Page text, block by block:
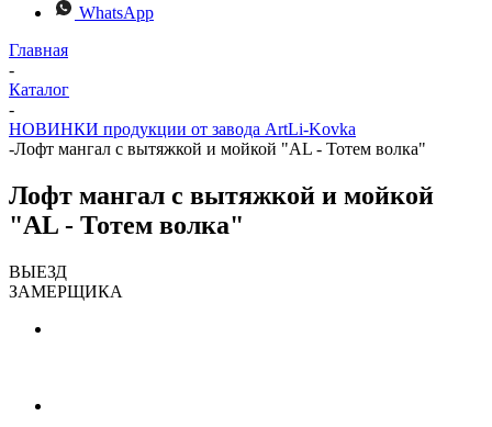
WhatsApp
Главная
-
Каталог
-
НОВИНКИ продукции от завода ArtLi-Kovka
-Лофт мангал с вытяжкой и мойкой "AL - Тотем волка"
Лофт мангал с вытяжкой и мойкой
"AL - Тотем волка"
ВЫЕЗД
ЗАМЕРЩИКА